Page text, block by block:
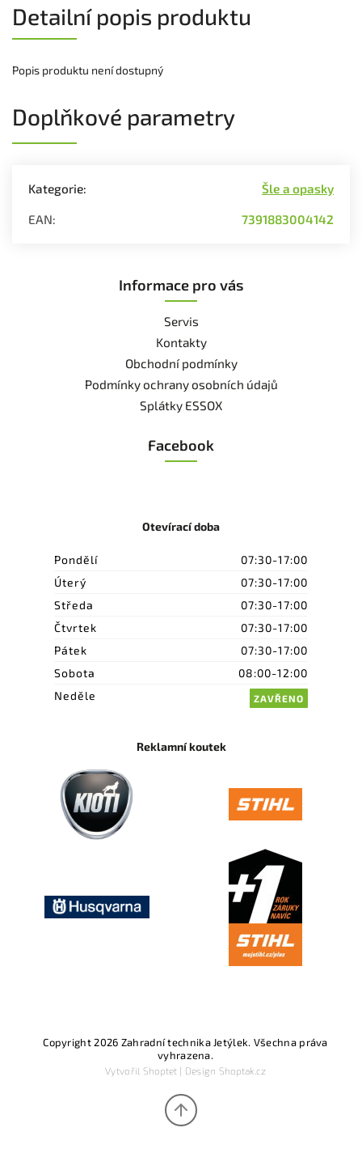
Detailní popis produktu
Popis produktu není dostupný
Doplňkové parametry
Kategorie: Šle a opasky
EAN: 7391883004142
Informace pro vás
Servis
Kontakty
Obchodní podmínky
Podmínky ochrany osobních údajů
Splátky ESSOX
Facebook
Otevírací doba
Pondělí
07:30-17:00
Úterý
07:30-17:00
Středa
07:30-17:00
Čtvrtek
07:30-17:00
Pátek
07:30-17:00
Sobota
08:00-12:00
Neděle
ZAVŘENO
Reklamní koutek
Copyright 2026 Zahradní technika Jetýlek. Všechna práva
vyhrazena.
Vytvořil Shoptet| Design Shoptak.cz